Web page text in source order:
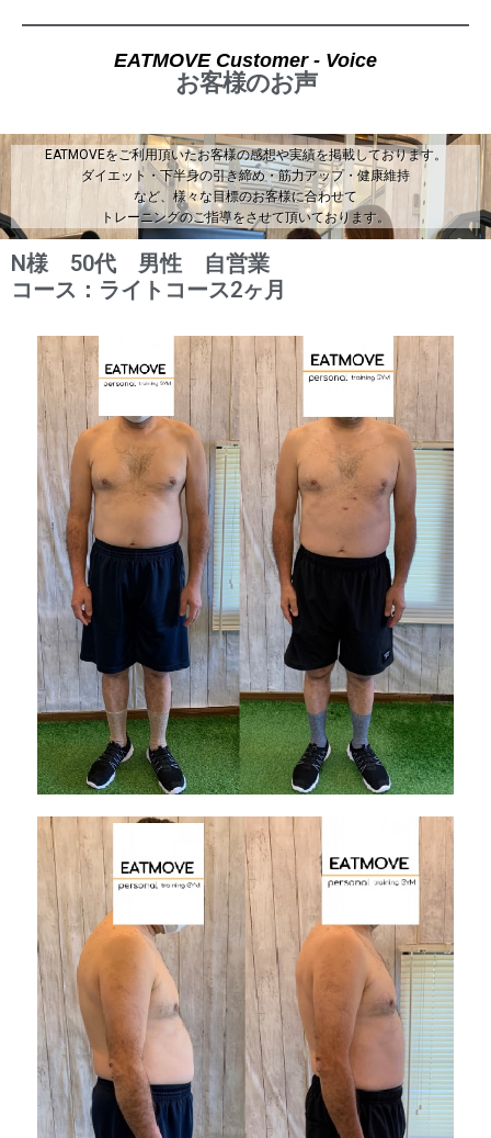
EATMOVE Customer - Voice
お客様のお声
EATMOVEをご利用頂いたお客様の感想や実績を掲載しております。
ダイエット・下半身の引き締め・筋力アップ・健康維持
など、様々な目標のお客様に合わせて
トレーニングのご指導をさせて頂いております。
N様 50代 男性 自営業
コース：ライトコース2ヶ月